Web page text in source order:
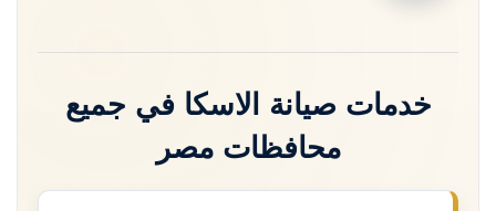
خدمات صيانة الاسكا في جميع
محافظات مصر